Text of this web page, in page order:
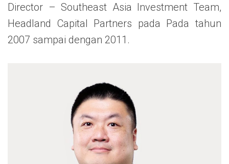
Director – Southeast Asia Investment Team,
Headland Capital Partners pada Pada tahun
2007 sampai dengan 2011.